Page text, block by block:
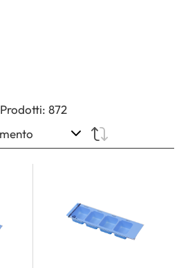
Prodotti: 872